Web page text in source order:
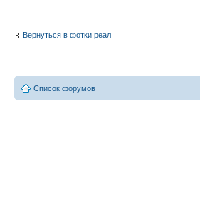
Вернуться в фотки реал
Список форумов